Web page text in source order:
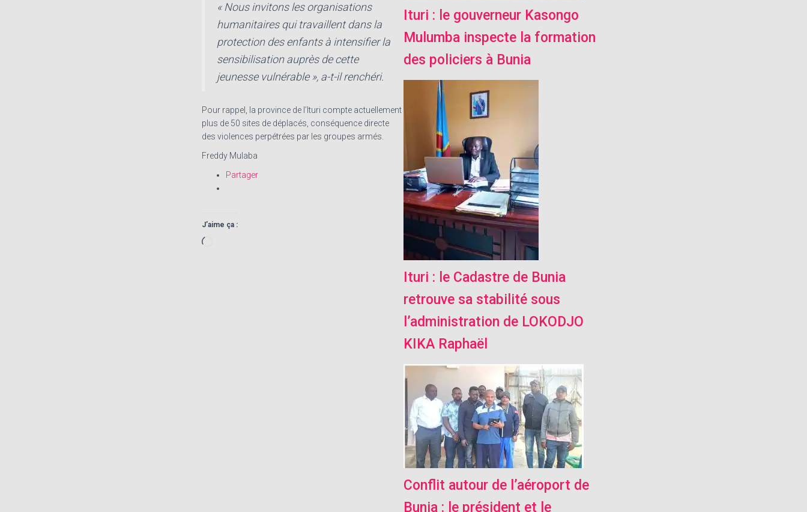
« Nous invitons les organisations
humanitaires qui travaillent dans la
protection des enfants à intensifier la
sensibilisation auprès de cette
jeunesse vulnérable », a-t-il renchéri.
Pour rappel, la province de l’Ituri compte actuellement
plus de 50 sites de déplacés, conséquence directe
des violences perpétrées par les groupes armés.
Freddy Mulaba
Partager
J’aime ça :
Ituri : le gouverneur Kasongo
Mulumba inspecte la formation
des policiers à Bunia
Ituri : le Cadastre de Bunia
retrouve sa stabilité sous
l’administration de LOKODJO
KIKA Raphaël
Conflit autour de l’aéroport de
Bunia : le président et le